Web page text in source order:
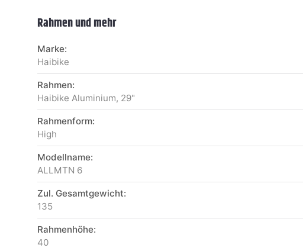
Rahmen und mehr
Marke:
Haibike
Rahmen:
Haibike Aluminium, 29"
Rahmenform:
High
Modellname:
ALLMTN 6
Zul. Gesamtgewicht:
135
Rahmenhöhe:
40